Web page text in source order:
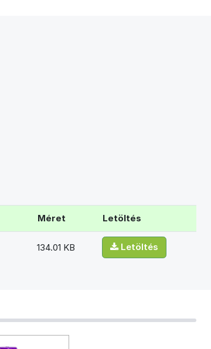
Méret Letöltés
134.01 KB Letöltés